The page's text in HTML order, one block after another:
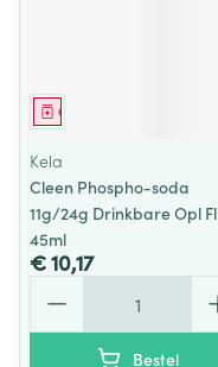
Geneesmiddel
Kela
Cleen Phospho-soda
11g/24g Drinkbare Opl Fl
45ml
€ 10,17
Bestel